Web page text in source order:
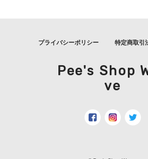
プライバシーポリシー 特定商取引
Pee's Shop
ve